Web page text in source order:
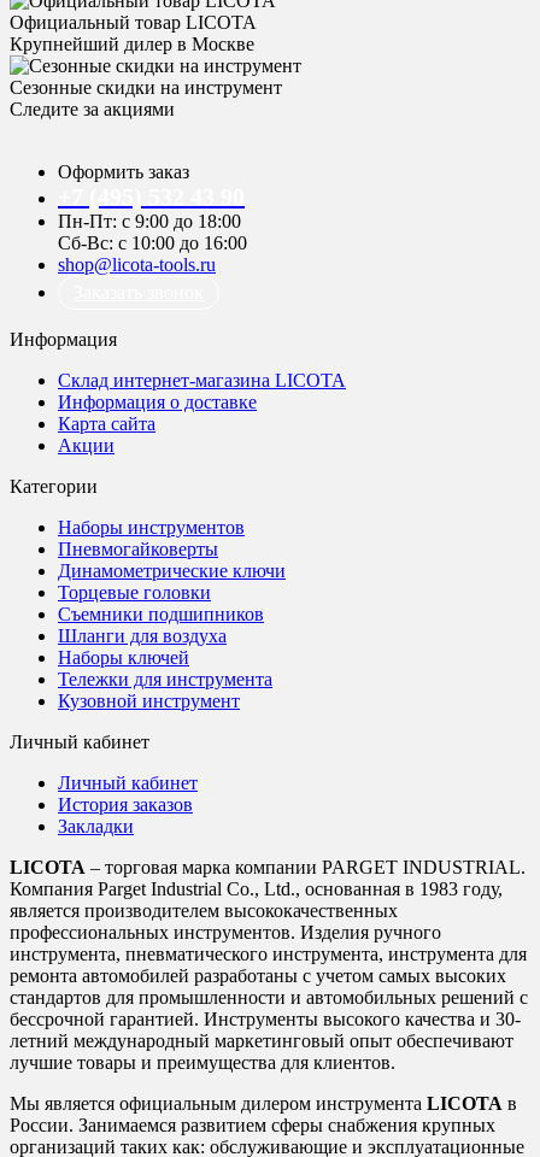
Официальный товар LICOTA
Крупнейший дилер в Москве
Сезонные скидки на инструмент
Следите за акциями
Оформить заказ
Пн-Пт: с 9:00 до 18:00
Сб-Вс: с 10:00 до 16:00
shop@licota-tools.ru
Информация
Склад интернет-магазина LICOTA
Информация о доставке
Карта сайта
Акции
Категории
Наборы инструментов
Пневмогайковерты
Динамометрические ключи
Торцевые головки
Съемники подшипников
Шланги для воздуха
Наборы ключей
Тележки для инструмента
Кузовной инструмент
Личный кабинет
Личный кабинет
История заказов
Закладки
LICOTA – торговая марка компании PARGET INDUSTRIAL.
Компания Parget Industrial Co., Ltd., основанная в 1983 году,
является производителем высококачественных
профессиональных инструментов. Изделия ручного
инструмента, пневматического инструмента, инструмента для
ремонта автомобилей разработаны с учетом самых высоких
стандартов для промышленности и автомобильных решений с
бессрочной гарантией. Инструменты высокого качества и 30-
летний международный маркетинговый опыт обеспечивают
лучшие товары и преимущества для клиентов.
Мы является официальным дилером инструмента LICOTA в
России. Занимаемся развитием сферы снабжения крупных
организаций таких как: обслуживающие и эксплуатационные